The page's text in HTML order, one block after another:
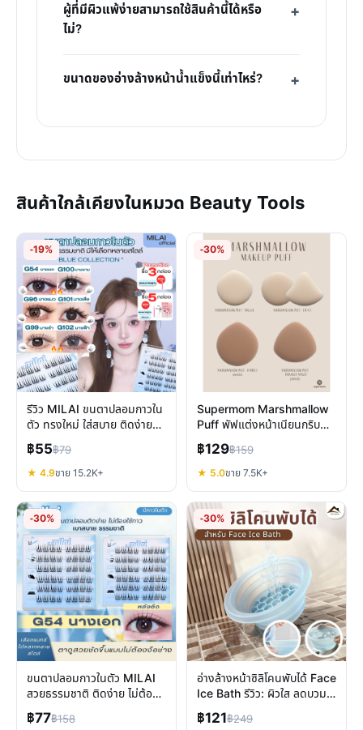
ผู้ที่มีผิวแพ้ง่ายสามารถใช้สินค้านี้ได้หรือ
ไม่?
ขนาดของอ่างล้างหน้าน้ำแข็งนี้เท่าไหร่?
สินค้าใกล้เคียงในหมวด Beauty Tools
-19%
รีวิว MILAI ขนตาปลอมกาวใน
ตัว ทรงใหม่ ใส่สบาย ติดง่าย
ถอดไม่ดึง
฿55฿79
★ 4.9ขาย 15.2K+
-30%
Supermom Marshmallow
Puff พัฟแต่งหน้าเนียนกริบ
นุ่มฟู ลงรองพื้นสวย
฿129฿159
★ 5.0ขาย 7.5K+
-30%
ขนตาปลอมกาวในตัว MILAI
สวยธรรมชาติ ติดง่าย ไม่ต้อง
ง้อกาวเพิ่ม
฿77฿158
-30%
อ่างล้างหน้าซิลิโคนพับได้ Face
Ice Bath รีวิว: ผิวใส ลดบวม
พกพาง่าย
฿121฿249